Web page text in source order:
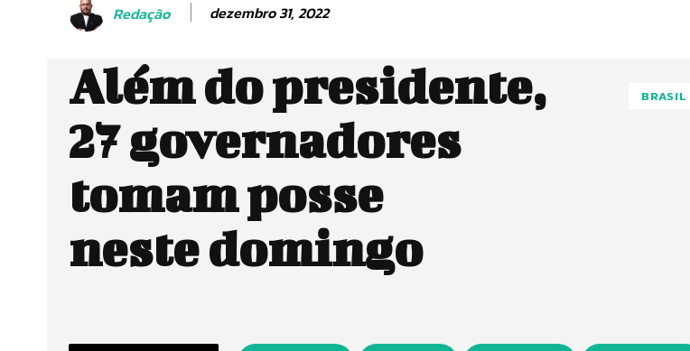
Redação dezembro 31, 2022
Além do presidente,
27 governadores
tomam posse
neste domingo
BRASIL